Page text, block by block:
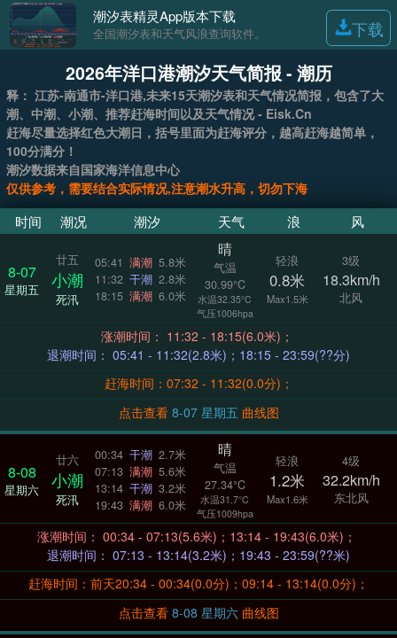
潮汐表精灵App版本下载
全国潮汐表和天气风浪查询软件。 下载
2026年洋口港潮汐天气简报 - 潮历
释： 江苏-南通市-洋口港,未来15天潮汐表和天气情况简报，包含了大
潮、中潮、小潮、推荐赶海时间以及天气情况 - Eisk.Cn
赶海尽量选择红色大潮日，括号里面为赶海评分，越高赶海越简单，
100分满分！
潮汐数据来自国家海洋信息中心
仅供参考，需要结合实际情况,注意潮水升高，切勿下海
时间 潮况 潮汐 天气 浪 风
8-07
星期五
廿五
小潮
死汛
05:41 满潮 5.8米
11:32 干潮 2.8米
18:15 满潮 6.0米
晴
气温
30.99°C
水温32.35°C
气压1006hpa
轻浪
0.8米
Max1.5米
3级
18.3km/h
北风
涨潮时间： 11:32 - 18:15(6.0米)；
退潮时间： 05:41 - 11:32(2.8米)；18:15 - 23:59(??分)
赶海时间：07:32 - 11:32(0.0分)；
点击查看
8-07 星期五 曲线图
8-08
星期六
廿六
小潮
死汛
00:34 干潮 2.7米
07:13 满潮 5.6米
13:14 干潮 3.2米
19:43 满潮 6.0米
晴
气温
27.34°C
水温31.7°C
气压1009hpa
轻浪
1.2米
Max1.6米
4级
32.2km/h
东北风
涨潮时间： 00:34 - 07:13(5.6米)；13:14 - 19:43(6.0米)；
退潮时间： 07:13 - 13:14(3.2米)；19:43 - 23:59(??米)
赶海时间：前天20:34 - 00:34(0.0分)；09:14 - 13:14(0.0分)；
点击查看
8-08 星期六 曲线图